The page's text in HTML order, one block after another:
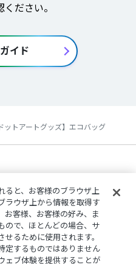
ださい。
イド
ットアートグッズ】エコバッグ
特定商取引法に基づく表記
合わせにじさんじ公式サイト
の詳細
ると、お客様のブラウザ上
ラウザ上から情報を取得す
お客様、お客様の好み、ま
ので、ほとんどの場合、サ
るために使用されます。
定するものではありません
ェブ体験を提供することが